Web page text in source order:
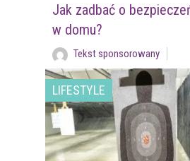
Jak zadbać o
w domu?
Tekst sponsorowany
LIFESTYLE